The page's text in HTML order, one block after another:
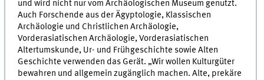
und wird nicht nur vom Archäologischen Museum genutzt.
Auch Forschende aus der Ägyptologie, Klassischen
Archäologie und Christlichen Archäologie,
Vorderasiatischen Archäologie, Vorderasiatischen
Altertumskunde, Ur- und Frühgeschichte sowie Alten
Geschichte verwenden das Gerät. „Wir wollen Kulturgüter
bewahren und allgemein zugänglich machen. Alte, prekäre